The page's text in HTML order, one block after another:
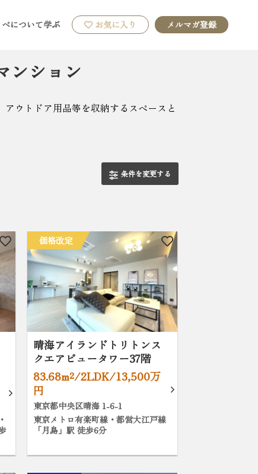
ベについて学ぶ お気に入り メルマガ登録
ンション
ウトドア用品等を収納するスペースと
条件を変更する
価格改定
晴海アイランドトリトンス
クエアビュータワー37階
83.68m²/2LDK/13,500万
円
東京都中央区晴海 1-6-1
東京メトロ有楽町線・都営大江戸線
「月島」駅 徒歩6分